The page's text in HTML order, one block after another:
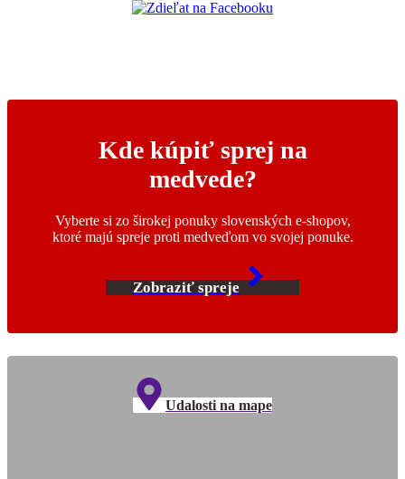
Kde kúpiť sprej na
medvede?
Vyberte si zo širokej ponuky slovenských e-shopov,
ktoré majú spreje proti medveďom vo svojej ponuke.
Zobraziť spreje
Udalosti na mape